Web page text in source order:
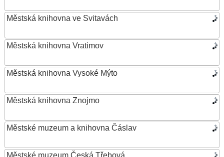
Městská knihovna ve Svitavách
Městská knihovna Vratimov
Městská knihovna Vysoké Mýto
Městská knihovna Znojmo
Městské muzeum a knihovna Čáslav
Městské muzeum Česká Třebová